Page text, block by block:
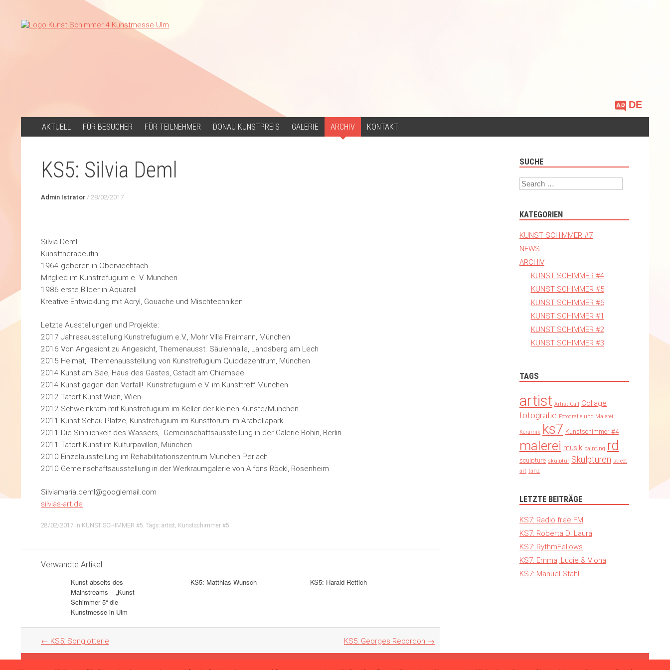
Sprache
auswählen
INHALT
AKTUELL FÜR BESUCHER FÜR TEILNEHMER DONAU KUNSTPREIS GALERIE ARCHIV KONTAKT
KS5: Silvia Deml
Admin Istrator / 28/02/2017
Silvia Deml
Kunsttherapeutin
1964 geboren in Oberviechtach
Mitglied im Kunstrefugium e. V. München
1986 erste Bilder in Aquarell
Kreative Entwicklung mit Acryl, Gouache und Mischtechniken
Letzte Ausstellungen und Projekte:
2017 Jahresausstellung Kunstrefugium e.V., Mohr Villa Freimann, München
2016 Von Angesicht zu Angesicht, Themenausst. Säulenhalle, Landsberg am Lech
2015 Heimat, Themenausstellung von Kunstrefugium Quiddezentrum, München
2014 Kunst am See, Haus des Gastes, Gstadt am Chiemsee
2014 Kunst gegen den Verfall! Kunstrefugium e.V. im Kunsttreff München
2012 Tatort Kunst Wien, Wien
2012 Schweinkram mit Kunstrefugium im Keller der kleinen Künste/München
2011 Kunst-Schau-Plätze, Kunstrefugium im Kunstforum im Arabellapark
2011 Die Sinnlichkeit des Wassers, Gemeinschaftsausstellung in der Galerie Bohin, Berlin
2011 Tatort Kunst im Kulturpavillon, München
2010 Einzelausstellung im Rehabilitationszentrum München Perlach
2010 Gemeinschaftsausstellung in der Werkraumgalerie von Alfons Röckl, Rosenheim
Silviamaria.deml@googlemail.com
silvias-art.de
28/02/2017 in KUNST SCHIMMER #5 . Tags: artist Kunstschimmer #5
Verwandte Artikel
Kunst abseits des
Mainstreams – „Kunst
Schimmer 5“ die
Kunstmesse in Ulm
KS5: Matthias Wunsch KS5: Harald Rettich
Artikel
← KS5: Songlotterie KS5: Georges Recordon →
SUCHE
Search
KATEGORIEN
KUNST SCHIMMER #7
NEWS
ARCHIV
KUNST SCHIMMER #4
KUNST SCHIMMER #5
KUNST SCHIMMER #6
KUNST SCHIMMER #1
KUNST SCHIMMER #2
KUNST SCHIMMER #3
TAGS
artist Artist Call Collage
fotografie Fotografie und Malerei
Keramik ks7 Kunstschimmer #4
malerei musik painting rd
sculpture skulptur Skulpturen street
art tanz
LETZTE BEITRÄGE
KS7: Radio free FM
KS7: Roberta Di Laura
KS7: RythmFellows
KS7: Emma, Lucie & Viona
KS7: Manuel Stahl